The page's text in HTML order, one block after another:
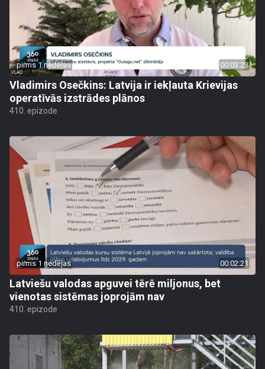
pirms 1 nedēļas 00:03:23
Vladimirs Osečkins: Latvija ir iekļauta Krievijas
operatīvās izstrādes plānos
410. epizode
pirms 1 nedēļas 00:02:21
Latviešu valodas apguvei tērē miljonus, bet
vienotas sistēmas joprojām nav
410. epizode